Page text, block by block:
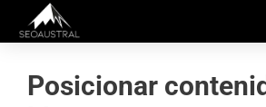
Posicionar